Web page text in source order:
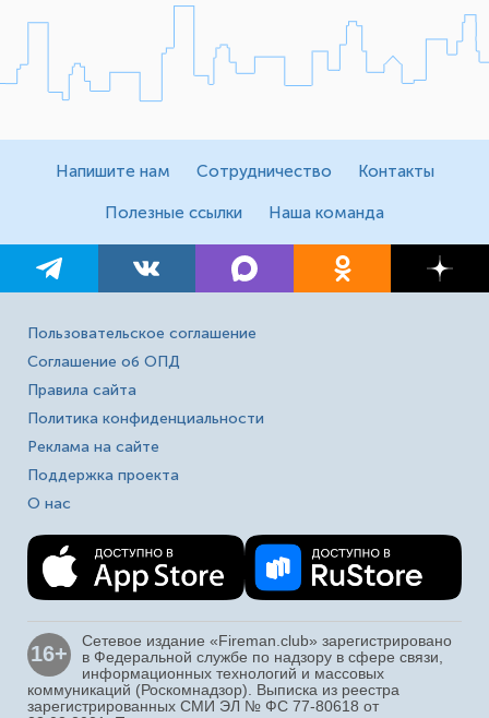
Напишите нам Сотрудничество Контакты
Полезные ссылки Наша команда
Пользовательское соглашение
Соглашение об ОПД
Правила сайта
Политика конфиденциальности
Реклама на сайте
Поддержка проекта
О нас
16+
Сетевое издание «Fireman.club» зарегистрировано
в Федеральной службе по надзору в сфере связи,
информационных технологий и массовых
коммуникаций (Роскомнадзор). Выписка из реестра
зарегистрированных СМИ ЭЛ № ФС 77-80618 от